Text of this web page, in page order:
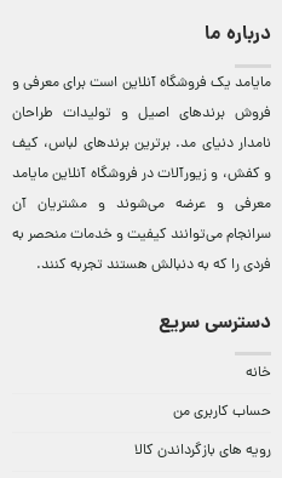
درباره ما
مایامد يک فروشگاه آنلاين است برای معرفی و
فروش برندهای اصيل و توليدات طراحان
نامدار دنيای مد. برترين‌ برندهای لباس، کيف
و کفش، و زيورآلات در فروشگاه آنلاين مایامد
معرفی و عرضه می‌شوند و مشتريان آن
سرانجام می‌توانند کيفيت و خدمات منحصر به
فردی را که به دنبالش هستند تجربه کنند.
دسترسی سریع
خانه
حساب کاربری من
رویه های بازگرداندن کالا